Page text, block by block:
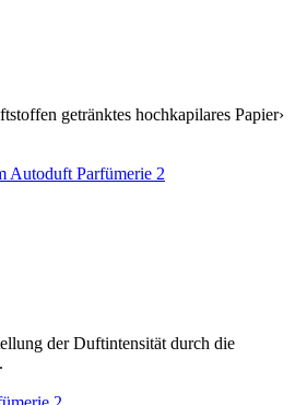
getränktes hochkapilares Papier›
der Duftintensität durch die